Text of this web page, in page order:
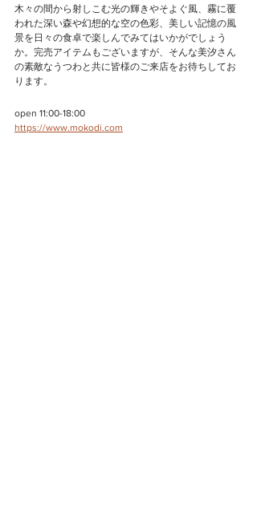
木々の間から射しこむ光の輝きやそよぐ風、霧に覆
われた深い森や幻想的な空の色彩、美しい記憶の風
景を日々の食卓で楽しんでみてはいかがでしょう
か。完売アイテムもございますが、そんな美汐さん
の素敵なうつわと共に皆様のご来店をお待ちしてお
ります。
open 11:00-18:00
https://www.mokodi.com